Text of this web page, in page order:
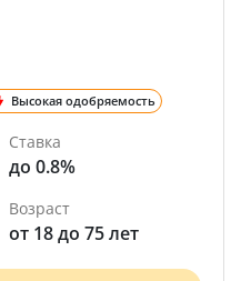
Высокая одобряемость
Ставка
до 0.8%
Возраст
от 18 до 75 лет